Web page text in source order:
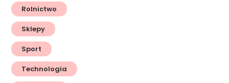
Rolnictwo
Sklepy
Sport
Technologia